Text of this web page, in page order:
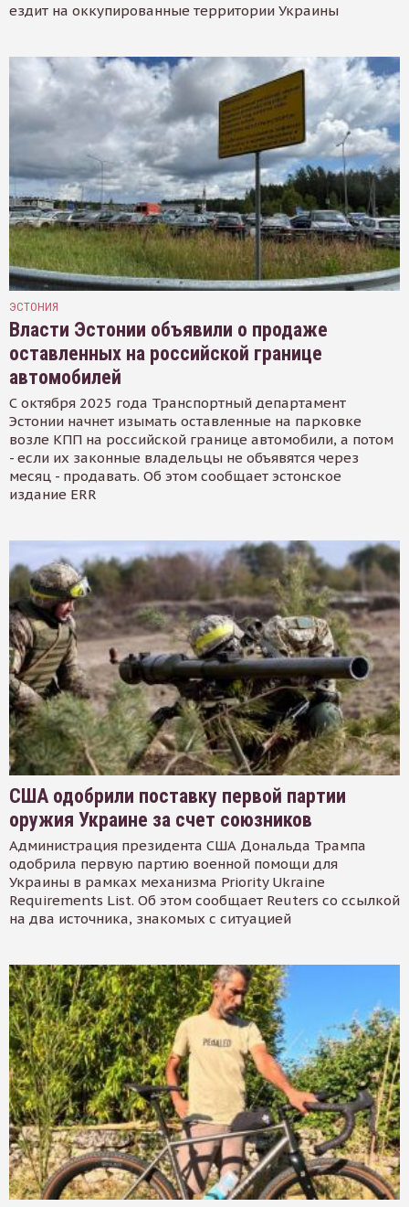
ездит на оккупированные территории Украины
ЭСТОНИЯ
Власти Эстонии объявили о продаже
оставленных на российской границе
автомобилей
С октября 2025 года Транспортный департамент
Эстонии начнет изымать оставленные на парковке
возле КПП на российской границе автомобили, а потом
- если их законные владельцы не объявятся через
месяц - продавать. Об этом сообщает эстонское
издание ERR
США одобрили поставку первой партии
оружия Украине за счет союзников
Администрация президента США Дональда Трампа
одобрила первую партию военной помощи для
Украины в рамках механизма Priority Ukraine
Requirements List. Об этом сообщает Reuters со ссылкой
на два источника, знакомых с ситуацией